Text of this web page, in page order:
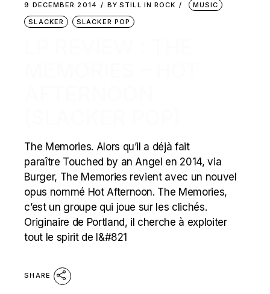
9 DECEMBER 2014 BY STILL IN ROCK
MUSIC
SLACKER
SLACKER POP
The Memories. Alors qu’il a déjà fait
paraître Touched by an Angel en 2014, via
Burger, The Memories revient avec un nouvel
opus nommé Hot Afternoon. The Memories,
c’est un groupe qui joue sur les clichés.
Originaire de Portland, il cherche à exploiter
tout le spirit de l&#821
SHARE